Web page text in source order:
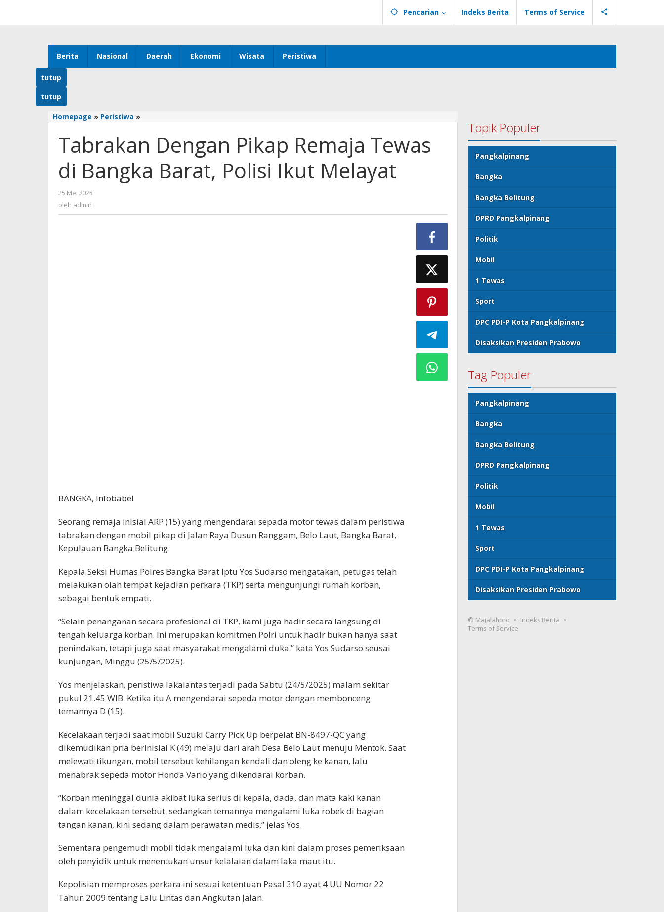
konten
Pencarian Indeks Berita Terms of Service
Berita Nasional Daerah Ekonomi Wisata Peristiwa
tutup
tutup
Homepage » Peristiwa »
Pikap
Remaja
di
Bangka
Tabrakan Dengan Pikap Remaja Tewas
di Bangka Barat, Polisi Ikut Melayat
25 Mei 2025
oleh admin
BANGKA, Infobabel
Seorang remaja inisial ARP (15) yang mengendarai sepada motor tewas dalam peristiwa
tabrakan dengan mobil pikap di Jalan Raya Dusun Ranggam, Belo Laut, Bangka Barat,
Kepulauan Bangka Belitung.
Kepala Seksi Humas Polres Bangka Barat Iptu Yos Sudarso mengatakan, petugas telah
melakukan olah tempat kejadian perkara (TKP) serta mengunjungi rumah korban,
sebagai bentuk empati.
“Selain penanganan secara profesional di TKP, kami juga hadir secara langsung di
tengah keluarga korban. Ini merupakan komitmen Polri untuk hadir bukan hanya saat
penindakan, tetapi juga saat masyarakat mengalami duka,” kata Yos Sudarso seusai
kunjungan, Minggu (25/5/2025).
Yos menjelaskan, peristiwa lakalantas terjadi pada Sabtu (24/5/2025) malam sekitar
pukul 21.45 WIB. Ketika itu A mengendarai sepeda motor dengan membonceng
temannya D (15).
Kecelakaan terjadi saat mobil Suzuki Carry Pick Up berpelat BN-8497-QC yang
dikemudikan pria berinisial K (49) melaju dari arah Desa Belo Laut menuju Mentok. Saat
melewati tikungan, mobil tersebut kehilangan kendali dan oleng ke kanan, lalu
menabrak sepeda motor Honda Vario yang dikendarai korban.
“Korban meninggal dunia akibat luka serius di kepala, dada, dan mata kaki kanan
dalam kecelakaan tersebut, sedangkan temannya mengalami luka robek di bagian
tangan kanan, kini sedang dalam perawatan medis,” jelas Yos.
Sementara pengemudi mobil tidak mengalami luka dan kini dalam proses pemeriksaan
oleh penyidik untuk menentukan unsur kelalaian dalam laka maut itu.
Kepolisian memproses perkara ini sesuai ketentuan Pasal 310 ayat 4 UU Nomor 22
Tahun 2009 tentang Lalu Lintas dan Angkutan Jalan.
Topik Populer
Pangkalpinang
Bangka
Bangka Belitung
DPRD Pangkalpinang
Politik
Mobil
1 Tewas
Sport
DPC PDI-P Kota Pangkalpinang
Disaksikan Presiden Prabowo
Tag Populer
Pangkalpinang
Bangka
Bangka Belitung
DPRD Pangkalpinang
Politik
Mobil
1 Tewas
Sport
DPC PDI-P Kota Pangkalpinang
Disaksikan Presiden Prabowo
© Majalahpro
Indeks Berita
Terms of Service